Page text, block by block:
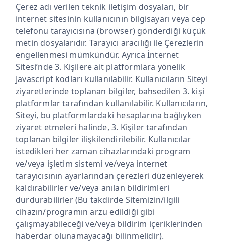
Çerez adı verilen teknik iletişim dosyaları, bir
internet sitesinin kullanıcının bilgisayarı veya cep
telefonu tarayıcısına (browser) gönderdiği küçük
metin dosyalarıdır. Tarayıcı aracılığı ile Çerezlerin
engellenmesi mümkündür. Ayrıca İnternet
Sitesi’nde 3. Kişilere ait platformlara yönelik
Javascript kodları kullanılabilir. Kullanıcıların Siteyi
ziyaretlerinde toplanan bilgiler, bahsedilen 3. kişi
platformlar tarafından kullanılabilir. Kullanıcıların,
Siteyi, bu platformlardaki hesaplarına bağlıyken
ziyaret etmeleri halinde, 3. Kişiler tarafından
toplanan bilgiler ilişkilendirilebilir. Kullanıcılar
istedikleri her zaman cihazlarındaki program
ve/veya işletim sistemi ve/veya internet
tarayıcısının ayarlarından çerezleri düzenleyerek
kaldırabilirler ve/veya anılan bildirimleri
durdurabilirler (Bu takdirde Sitemizin/ilgili
cihazın/programın arzu edildiği gibi
çalışmayabileceği ve/veya bildirim içeriklerinden
haberdar olunamayacağı bilinmelidir).